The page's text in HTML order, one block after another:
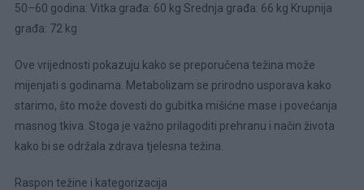
50–60 godina: Vitka građa: 60 kg Srednja građa: 66 kg Krupnija
građa: 72 kg
Ove vrijednosti pokazuju kako se preporučena težina može
mijenjati s godinama. Metabolizam se prirodno usporava kako
starimo, što može dovesti do gubitka mišićne mase i povećanja
masnog tkiva. Stoga je važno prilagoditi prehranu i način života
kako bi se održala zdrava tjelesna težina.
Raspon težine i kategorizacija